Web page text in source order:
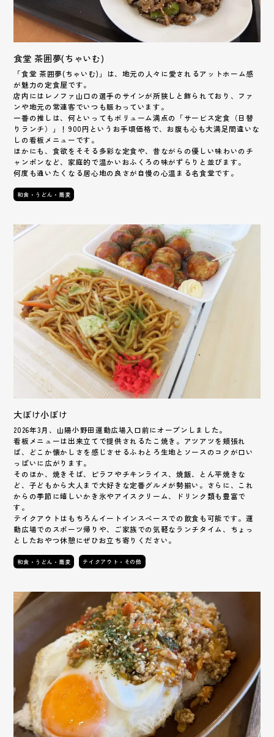
食堂 茶囲夢(ちゃいむ)
「食堂 茶囲夢(ちゃいむ)」は、地元の人々に愛されるアットホーム感
が魅力の定食屋です。
店内にはレノファ山口の選手のサインが所狭しと飾られており、ファ
ンや地元の常連客でいつも賑わっています。
一番の推しは、何といってもボリューム満点の「サービス定食（日替
りランチ）」！900円というお手頃価格で、お腹も心も大満足間違いな
しの看板メニューです。
ほかにも、食欲をそそる多彩な定食や、昔ながらの優しい味わいのチ
ャンポンなど、家庭的で温かいおふくろの味がずらりと並びます。
何度も通いたくなる居心地の良さが自慢の心温まる名食堂です。
和食・うどん・蕎麦
大ぼけ小ぼけ
2026年3月、山陽小野田運動広場入口前にオープンしました。
看板メニューは出来立てで提供されるたこ焼き。アツアツを頬張れ
ば、どこか懐かしさを感じさせるふわとろ生地とソースのコクが口い
っぱいに広がります。
そのほか、焼きそば、ピラフやチキンライス、焼飯、とん平焼きな
ど、子どもから大人まで大好きな定番グルメが勢揃い。さらに、これ
からの季節に嬉しいかき氷やアイスクリーム、ドリンク類も豊富で
す。
テイクアウトはもちろんイートインスペースでの飲食も可能です。運
動広場でのスポーツ帰りや、ご家族での気軽なランチタイム、ちょっ
としたおやつ休憩にぜひお立ち寄りください。
和食・うどん・蕎麦 テイクアウト・その他